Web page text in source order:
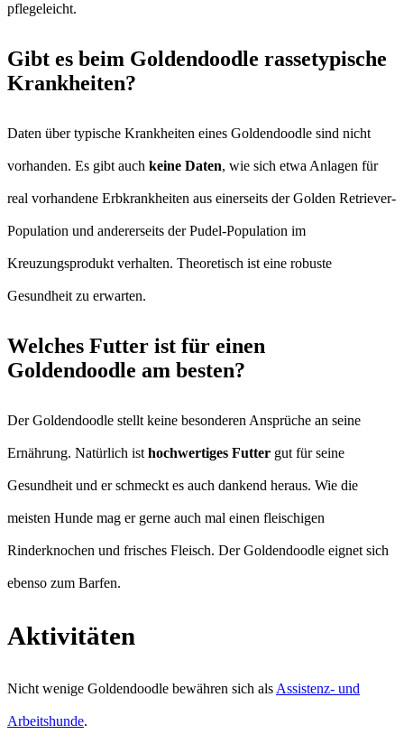
pflegeleicht.
Gibt es beim Goldendoodle rassetypische
Krankheiten?
Daten über typische Krankheiten eines Goldendoodle sind nicht
vorhanden. Es gibt auch keine Daten, wie sich etwa Anlagen für
real vorhandene Erbkrankheiten aus einerseits der Golden Retriever-
Population und andererseits der Pudel-Population im
Kreuzungsprodukt verhalten. Theoretisch ist eine robuste
Gesundheit zu erwarten.
Welches Futter ist für einen
Goldendoodle am besten?
Der Goldendoodle stellt keine besonderen Ansprüche an seine
Ernährung. Natürlich ist hochwertiges Futter gut für seine
Gesundheit und er schmeckt es auch dankend heraus. Wie die
meisten Hunde mag er gerne auch mal einen fleischigen
Rinderknochen und frisches Fleisch. Der Goldendoodle eignet sich
ebenso zum Barfen.
Aktivitäten
Nicht wenige Goldendoodle bewähren sich als Assistenz- und
Arbeitshunde.